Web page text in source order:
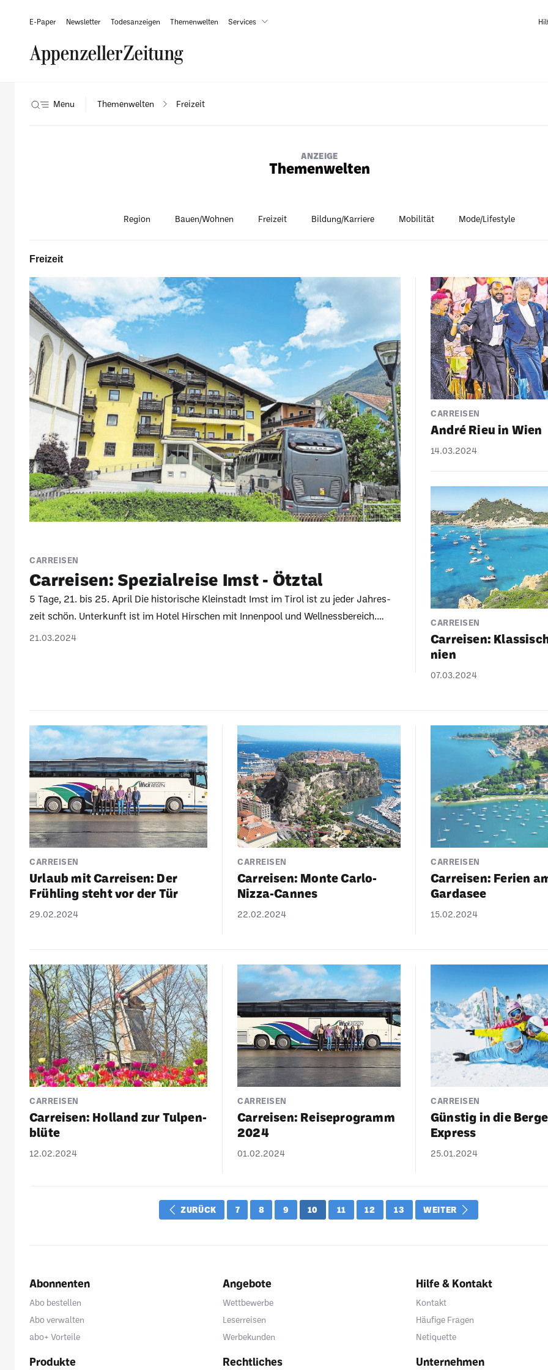
E-Paper Newsletter Todesanzeigen Themenwelten Services
Menu Themenwelten Freizeit
ANZEIGE
Themenwelten
Region Bauen/Wohnen Freizeit Bildung/Karriere Mobilität Mode/Lifestyle
Freizeit
CARREISEN
Carreisen: Spezi­al­reise Imst - Ötztal
5 Tage, 21. bis 25. April Die histo­ri­sche Klein­stadt Imst im Tirol ist zu jeder Jahres­
zeit schön. Unter­kunft ist im Hotel Hirschen mit Innen­pool und Well­ness­be­reich.
Ausflüge ins Ötztal, zum Fern­steinsee sowie nach Nasse­reith und Landeck gehören
21.03.2024
CARREISEN
André Rieu in Wien
14.03.2024
CARREISEN
Carreisen:
nien
07.03.2024
CARREISEN
Urlaub mit Carreisen: Der
Früh­ling steht vor der Tür
29.02.2024
CARREISEN
Carreisen: Monte Carlo-
Nizza-Cannes
22.02.2024
CARREISEN
Carreisen: Ferien
Gardasee
15.02.2024
CARREISEN
Carreisen: Holland zur Tulpen­
blüte
12.02.2024
CARREISEN
Carreisen: Reise­pro­gramm
2024
01.02.2024
CARREISEN
Günstig in die
Express
25.01.2024
ZURÜCK 7 8 9 10 11 12 13 WEITER
Abonnenten
Abo bestellen
Abo verwalten
abo+ Vorteile
Produkte
Angebote
Wettbewerbe
Leserreisen
Werbekunden
Rechtliches
Hilfe & Kontakt
Kontakt
Häufige Fragen
Netiquette
Unternehmen